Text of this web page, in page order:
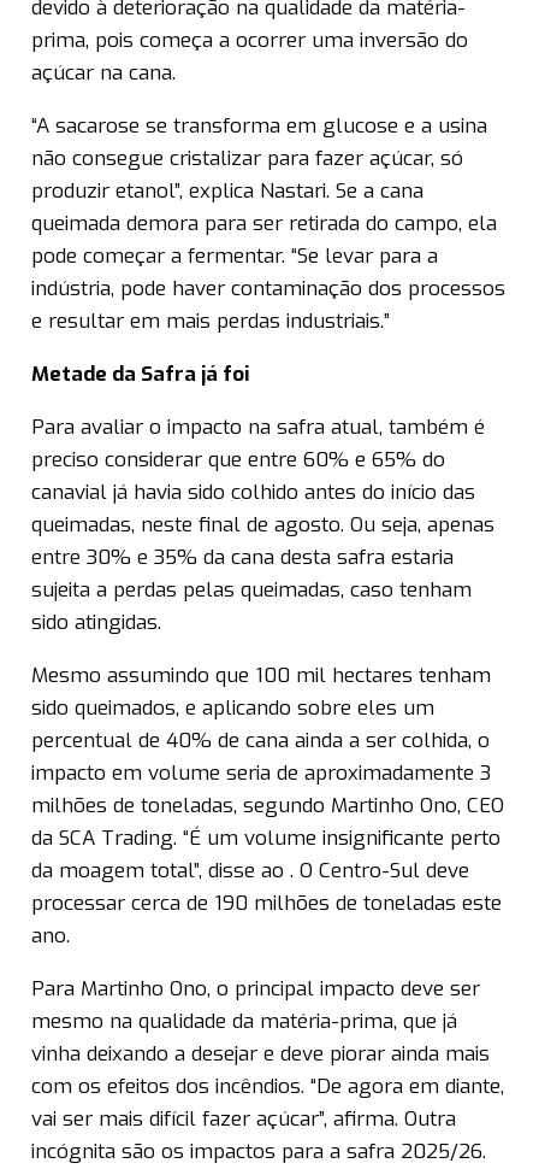
devido à deterioração na qualidade da matéria-
prima, pois começa a ocorrer uma inversão do
açúcar na cana.
“A sacarose se transforma em glucose e a usina
não consegue cristalizar para fazer açúcar, só
produzir etanol”, explica Nastari. Se a cana
queimada demora para ser retirada do campo, ela
pode começar a fermentar. “Se levar para a
indústria, pode haver contaminação dos processos
e resultar em mais perdas industriais.”
Metade da Safra já foi
Para avaliar o impacto na safra atual, também é
preciso considerar que entre 60% e 65% do
canavial já havia sido colhido antes do início das
queimadas, neste final de agosto. Ou seja, apenas
entre 30% e 35% da cana desta safra estaria
sujeita a perdas pelas queimadas, caso tenham
sido atingidas.
Mesmo assumindo que 100 mil hectares tenham
sido queimados, e aplicando sobre eles um
percentual de 40% de cana ainda a ser colhida, o
impacto em volume seria de aproximadamente 3
milhões de toneladas, segundo Martinho Ono, CEO
da SCA Trading. “É um volume insignificante perto
da moagem total”, disse ao . O Centro-Sul deve
processar cerca de 190 milhões de toneladas este
ano.
Para Martinho Ono, o principal impacto deve ser
mesmo na qualidade da matéria-prima, que já
vinha deixando a desejar e deve piorar ainda mais
com os efeitos dos incêndios. “De agora em diante,
vai ser mais difícil fazer açúcar”, afirma. Outra
incógnita são os impactos para a safra 2025/26.